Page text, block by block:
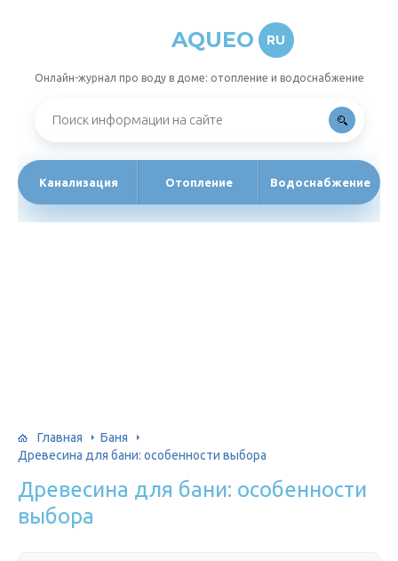
AQUEO RU
Онлайн-журнал про воду в доме: отопление и водоснабжение
Канализация Отопление Водоснабжение
Главная
Баня
Древесина для бани: особенности выбора
Древесина для бани: особенности
выбора